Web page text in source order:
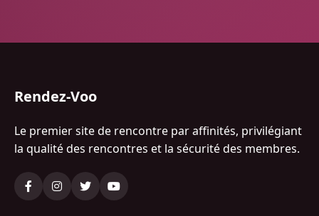
Rendez-Voo
Le premier site de rencontre par affinités, privilégiant
la qualité des rencontres et la sécurité des membres.